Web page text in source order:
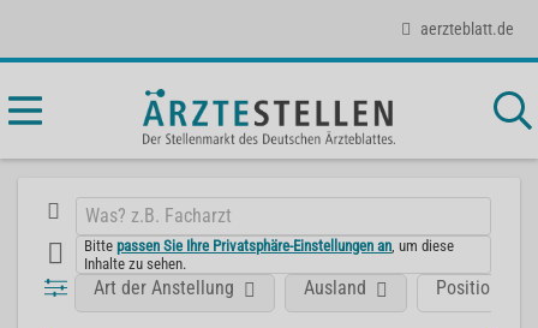
aerzteblatt.de
Bittepassen Sie Ihre Privatsphäre-Einstellungen an , um diese
Inhalte zu sehen.
Position
Art der Anstellung Ausland